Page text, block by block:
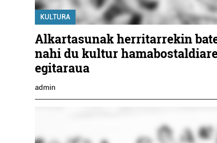
KULTURA
Alkartasunak herritarrekin
nahi du kultur
egitaraua
admin